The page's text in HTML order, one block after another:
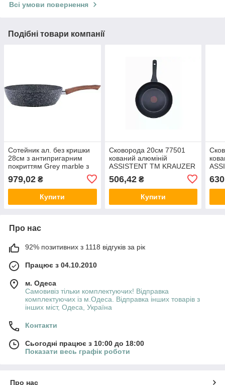
Всі умови повернення
Подібні товари компанії
Сотейник ал. без кришки
28см з антипригарним
покриттям Grey marble з
KAMILLE
979,02 ₴
Купити
Сковорода 20см 77501
кований алюміній
ASSISTENT ТМ KRAUZER
506,42₴
Купити
Про нас
92% позитивних з 1118 відгуків за рік
Працює з 04.10.2010
м. Одеса
Самовивіз тільки комплектуючих! Відправка
комплектуючих із м.Одеса. Відправка інших товарів з
інших міст, Одеса, Україна
Контакти
Сьогодні працює з 10:00 до 18:00
Показати весь графік роботи
Про нас